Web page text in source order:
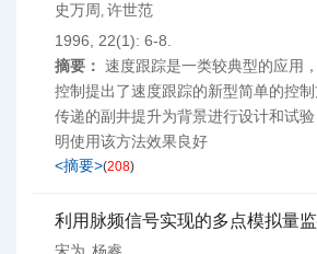
史万周 , 许世范
1996, 22(1): 6-8.
摘要： 速度跟踪是一类较典型的应用
控制提出了速度跟踪的新型简单的控
传递的副井提升为背景进行设计和试
明使用该方法效果良好
<摘要>(208)
利用脉频信号实现的多点模拟量